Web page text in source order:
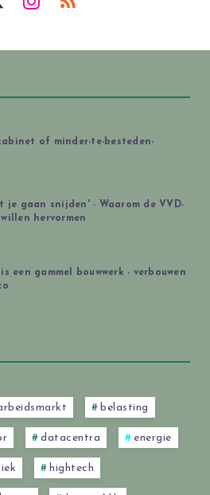
of minder-te-besteden-
je gaan snijden' - Waarom de VVD-
hervormen
een gammel bouwwerk - verbouwen
belasting
datacentra energie
hightech